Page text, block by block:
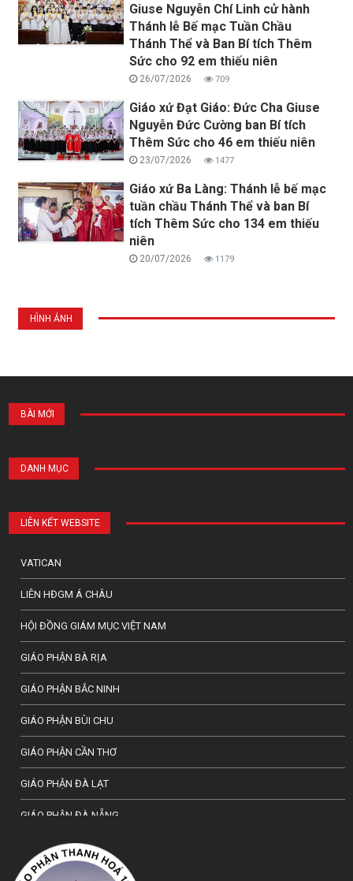
Giuse Nguyễn Chí Linh cử hành
Thánh lễ Bế mạc Tuần Chầu
Thánh Thể và Ban Bí tích Thêm
Sức cho 92 em thiếu niên
26/07/2026 709
Giáo xứ Đạt Giáo: Đức Cha Giuse
Nguyễn Đức Cường ban Bí tích
Thêm Sức cho 46 em thiếu niên
23/07/2026 1477
Giáo xứ Ba Làng: Thánh lễ bế mạc
tuần chầu Thánh Thể và ban Bí
tích Thêm Sức cho 134 em thiếu
niên
20/07/2026 1179
HÌNH ẢNH
BÀI MỚI
DANH MỤC
LIÊN KẾT WEBSITE
VATICAN
LIÊN HĐGM Á CHÂU
HỘI ĐỒNG GIÁM MỤC VIỆT NAM
GIÁO PHẬN BÀ RỊA
GIÁO PHẬN BẮC NINH
GIÁO PHẬN BÙI CHU
GIÁO PHẬN CẦN THƠ
GIÁO PHẬN ĐÀ LẠT
GIÁO PHẬN ĐÀ NẴNG
TỔNG GIÁO PHẬN HÀ NỘI
GIÁO PHẬN HẢI PHÒNG